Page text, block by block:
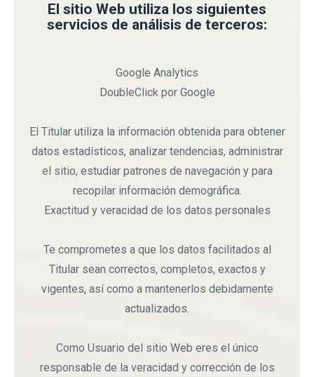
El sitio Web utiliza los siguientes
servicios de análisis de terceros:
Google Analytics
DoubleClick por Google
El Titular utiliza la información obtenida para obtener
datos estadísticos, analizar tendencias, administrar
el sitio, estudiar patrones de navegación y para
recopilar información demográfica.
Exactitud y veracidad de los datos personales
Te comprometes a que los datos facilitados al
Titular sean correctos, completos, exactos y
vigentes, así como a mantenerlos debidamente
actualizados.
Como Usuario del sitio Web eres el único
responsable de la veracidad y corrección de los